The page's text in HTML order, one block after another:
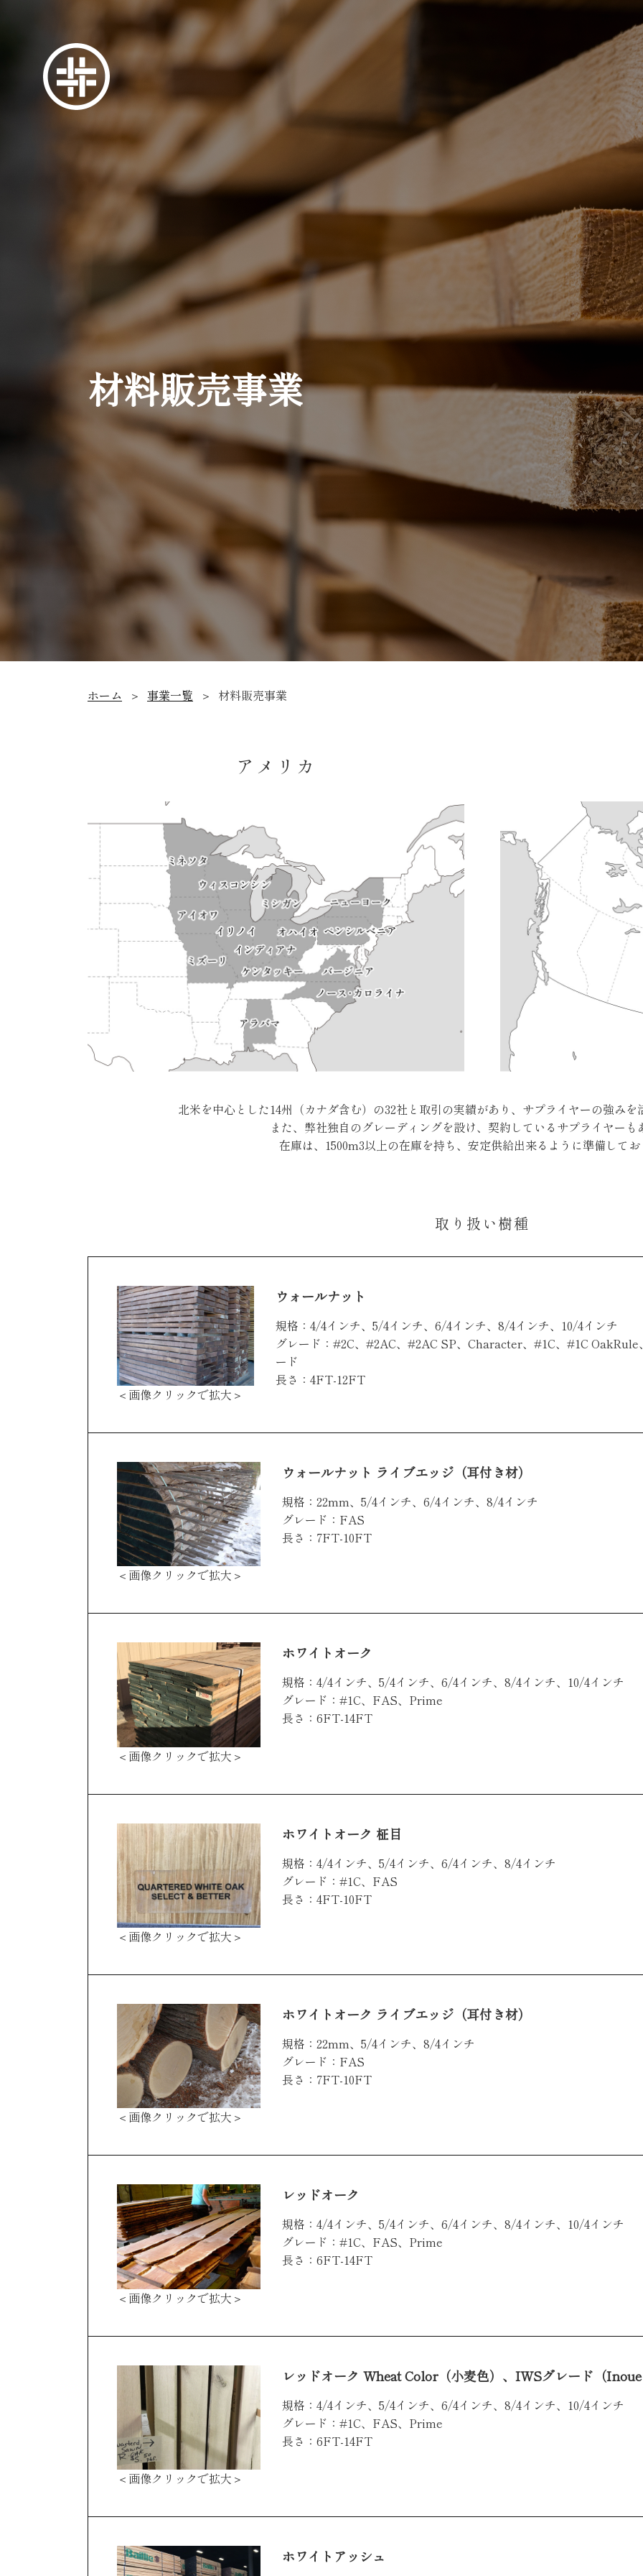
材料販売事業
ホーム 事業一覧 材料販売事業
アメリカ
北米を中心とした14州（カナダ含む）の32社と取引の実績があり、サプライヤーの強み
また、弊社独自のグレーディングを設け、契約しているサプライヤーも
在庫は、1500m3以上の在庫を持ち、安定供給出来るように準備して
取り扱い樹種
＜画像クリックで拡大＞
ウォールナット
規格：4/4インチ、5/4インチ、6/4インチ、8/4インチ、10/4インチ
グレード：#2C、#2AC、#2AC SP、Character、#1C、#1C
ード
長さ：4FT-12FT
＜画像クリックで拡大＞
ウォールナット ライブエッジ（耳付き材）
規格：22mm、5/4インチ、6/4インチ、8/4インチ
グレード：FAS
長さ：7FT-10FT
＜画像クリックで拡大＞
ホワイトオーク
規格：4/4インチ、5/4インチ、6/4インチ、8/4インチ、10/4インチ
グレード：#1C、FAS、Prime
長さ：6FT-14FT
＜画像クリックで拡大＞
ホワイトオーク 柾目
規格：4/4インチ、5/4インチ、6/4インチ、8/4インチ
グレード：#1C、FAS
長さ：4FT-10FT
＜画像クリックで拡大＞
ホワイトオーク ライブエッジ（耳付き材）
規格：22mm、5/4インチ、8/4インチ
グレード：FAS
長さ：7FT-10FT
＜画像クリックで拡大＞
レッドオーク
規格：4/4インチ、5/4インチ、6/4インチ、8/4インチ、10/4インチ
グレード：#1C、FAS、Prime
長さ：6FT-14FT
＜画像クリックで拡大＞
レッドオーク Wheat Color（小麦色）、IWSグレード（
規格：4/4インチ、5/4インチ、6/4インチ、8/4インチ、10/4インチ
グレード：#1C、FAS、Prime
長さ：6FT-14FT
ホワイトアッシュ